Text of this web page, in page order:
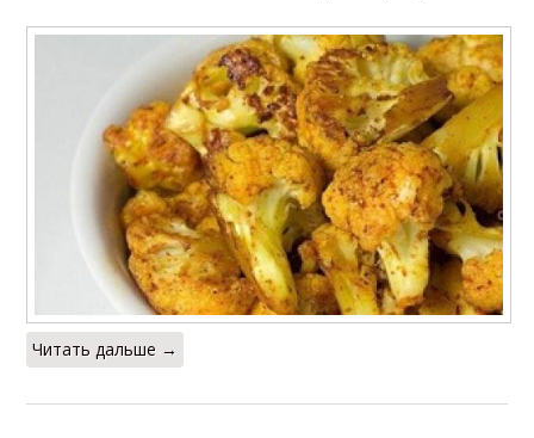
Читать дальше →